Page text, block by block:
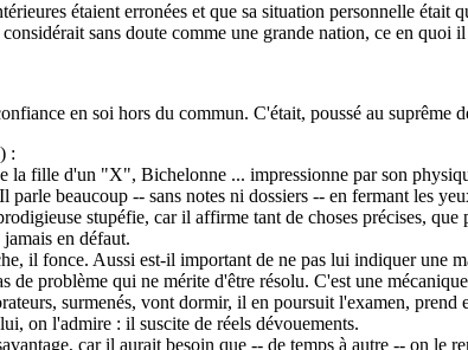
étaient erronées et que sa situation personnelle était
sans doute comme une grande nation, ce en quoi
en soi hors du commun. C'était, poussé au suprême
) :
fille d'un "X", Bichelonne ... impressionne par son
beaucoup -- sans notes ni dossiers -- en fermant les
stupéfie, car il affirme tant de choses précises, que
en défaut.
il fonce. Aussi est-il important de ne pas lui indiquer une
problème qui ne mérite d'être résolu. C'est une
surmenés, vont dormir, il en poursuit l'examen,
on l'admire : il suscite de réels dévouements.
car il aurait besoin que -- de temps à autre -- on le